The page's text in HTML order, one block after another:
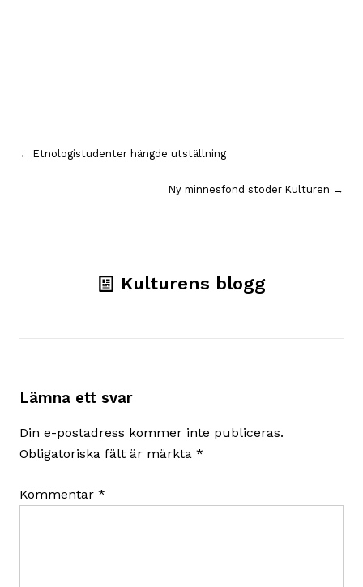
Inläggsnavigering
← Etnologistudenter hängde utställning
Ny minnesfond stöder Kulturen →
Kulturens blogg
Lämna ett svar
Din e-postadress kommer inte publiceras.
Obligatoriska fält är märkta *
Kommentar *